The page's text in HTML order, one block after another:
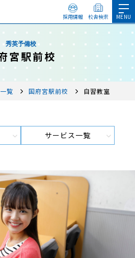
採用情報 校舎検索
秀英予備校
宮駅前校
覧 国府宮駅前校 自習教室
サービス一覧